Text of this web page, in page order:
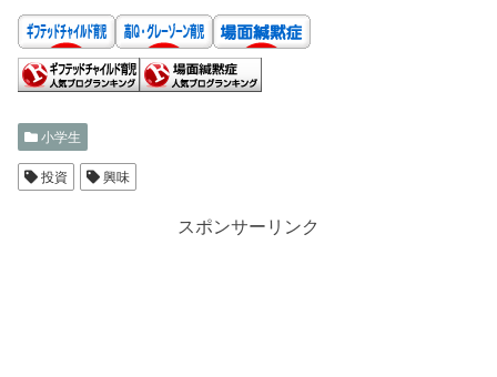
小学生
投資 興味
スポンサーリンク